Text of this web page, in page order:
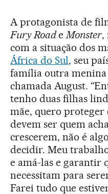
A protagonista de
Fury RoadeMonster,
com a situação dos
África do Sul, seu
família outra menina
chamada August.
tenho duas filhas
mãe, quero proteger
devem ser quem
crescerem, não é
decidir. Meu
e amá-las e garantir
necessitam para
Farei tudo que